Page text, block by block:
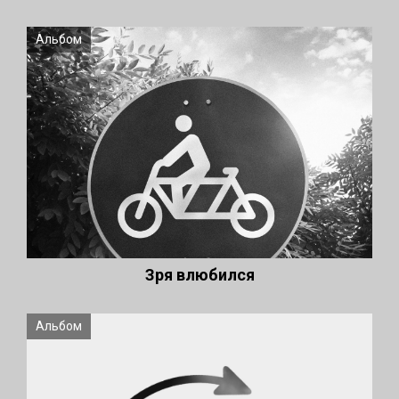
Альбом
Зря влюбился
Альбом